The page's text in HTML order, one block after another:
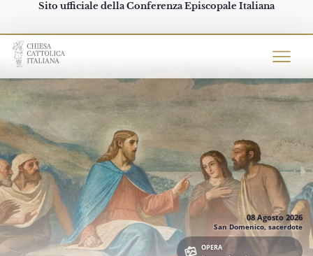
Sito ufficiale della Conferenza Episcopale Italiana
Chiesacattolica.it
08 Agosto 2026
San Domenico, sacerdote
OPERA